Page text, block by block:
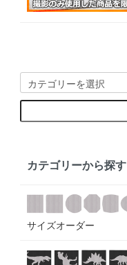
カテゴリーから探す
サイズオーダー